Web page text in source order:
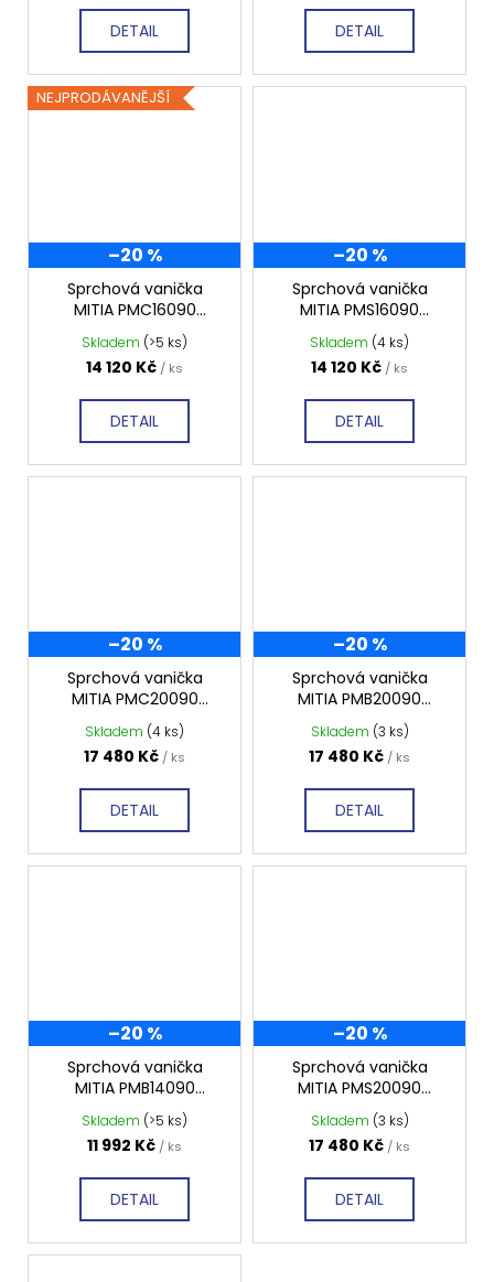
DETAIL DETAIL
NEJPRODÁVANĚJŠÍ
–20 %
Sprchová vanička
MITIA PMC16090
1600x900 mm, černá
profilovaná
Skladem (>5 ks)
14 120 Kč / ks
DETAIL
–20 %
Sprchová vanička
MITIA PMS16090
1600x900 mm, šedá
profilovaná
Skladem (4 ks)
14 120 Kč / ks
DETAIL
–20 %
Sprchová vanička
MITIA PMC20090
2000x900 mm, černá
profilovaná
Skladem (4 ks)
17 480 Kč / ks
DETAIL
–20 %
Sprchová vanička
MITIA PMB20090
2000x900 mm, bílá
profilovaná
Skladem (3 ks)
17 480 Kč / ks
DETAIL
–20 %
Sprchová vanička
MITIA PMB14090
1400x900 mm, bílá
profilovaná
Skladem (>5 ks)
11 992 Kč / ks
DETAIL
–20 %
Sprchová vanička
MITIA PMS20090
2000x900 mm, šedá
profilovaná
Skladem (3 ks)
17 480 Kč / ks
DETAIL